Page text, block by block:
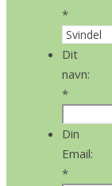
*
Dit
navn:
*
Din
Email:
*